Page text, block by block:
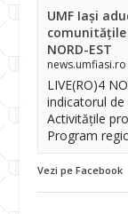
UMF Iași
comunitățile
NORD-EST
news.umfiasi.ro
LIVE(RO)4
indicatorul
Activitățile
Program
Vezi pe Facebook